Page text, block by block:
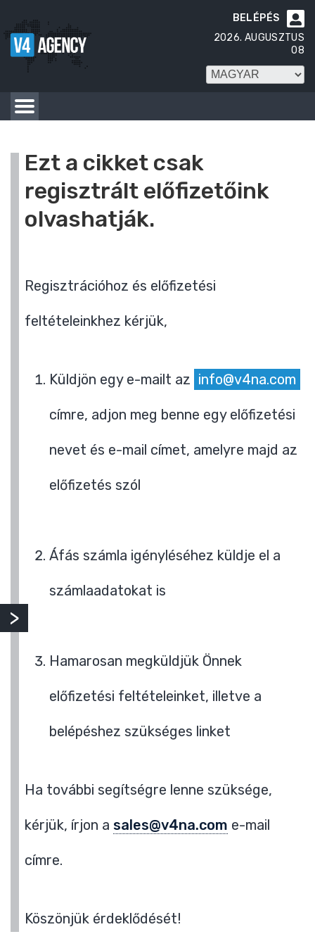

BELÉPÉS
2026. AUGUSZTUS
08
Ezt a cikket csak
regisztrált előfizetőink
olvashatják.
Regisztrációhoz és előfizetési
feltételeinkhez kérjük,
Küldjön egy e-mailt az info@v4na.com
címre, adjon meg benne egy előfizetési
nevet és e-mail címet, amelyre majd az
előfizetés szól
Áfás számla igényléséhez küldje el a
számlaadatokat is
Hamarosan megküldjük Önnek
előfizetési feltételeinket, illetve a
belépéshez szükséges linket
Ha további segítségre lenne szüksége,
kérjük, írjon a sales@v4na.com e-mail
címre.
Köszönjük érdeklődését!